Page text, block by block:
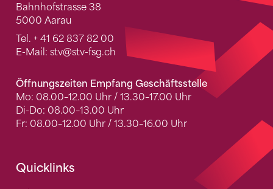
Bahnhofstrasse 38
5000 Aarau
Tel. + 41 62 837 82 00
E-Mail: stv@stv-fsg.ch
Öffnungszeiten Empfang Geschäftsstelle
Mo: 08.00–12.00 Uhr / 13.30–17.00 Uhr
Di-Do: 08.00–13.00 Uhr
Fr: 08.00–12.00 Uhr / 13.30–16.00 Uhr
Quicklinks